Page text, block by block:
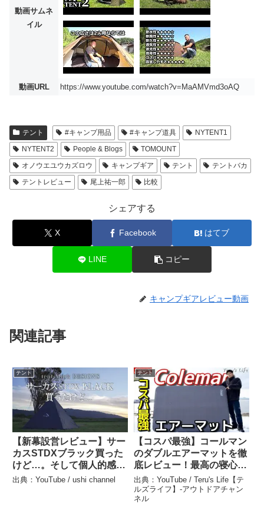
動画サムネ
イル
動画URL https://www.youtube.com/watch?v=MaAMVmd3oAQ
テント #キャンプ用品 #キャンプ道具
NYTENT1
NYTENT2
People & Blogs
TOMOUNT
オノウエユウカズロウ
キャンプギア テント
テントバカ
テントレビュー
尾上祐一郎 比較
シェアする
X Facebook はてブ
LINE コピー
キャンプギアレビュー動画
関連記事
テント
【新幕設営レビュー】サー
カスSTDXブラック買った
けど…。そして個人的感想
– ushi channel
出典：YouTube / ushi channel
テント
【コスパ最強】コールマン
のダブルエアーマットを徹
底レビュー！最高の寝心地
で快眠確定！#coleman #
インフレーターマット #キ
ャンプ #キャンプギア #車
出典：YouTube / Teru's Life【テ
ルズライフ】-アウトドアチャン
ネル